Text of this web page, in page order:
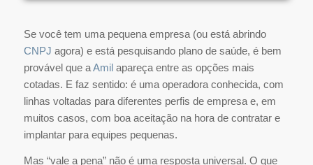
Se você tem uma pequena empresa (ou está abrindo
CNPJ agora) e está pesquisando plano de saúde, é bem
provável que aAmilapareça entre as opções mais
cotadas. E faz sentido: é uma operadora conhecida, com
linhas voltadas para diferentes perfis de empresa e, em
muitos casos, com boa aceitação na hora de contratar e
implantar para equipes pequenas.
Mas “vale a pena” não é uma resposta universal. O que